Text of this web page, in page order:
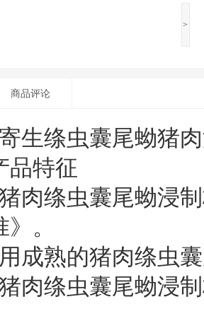
>
商品评论
生绦虫囊尾蚴猪
品特征
肉绦虫囊尾蚴浸
。
成熟的猪肉绦虫
肉绦虫囊尾蚴浸